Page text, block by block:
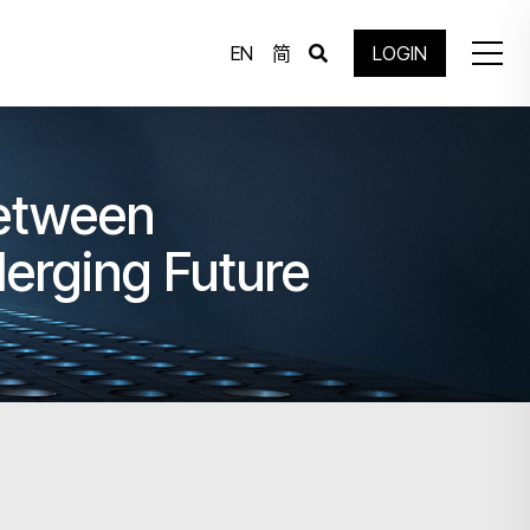
EN 简 LOGIN
Future